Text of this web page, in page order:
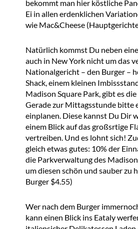
bekommt man hier köstliche
Ei in allen erdenklichen
wie Mac&Cheese
Natürlich kommst Du neben
auch in New York nicht um das
Nationalgericht – den Burger –
Shack, einem kleinen
Madison Square Park, gibt es
Gerade zur Mittagsstunde bitte
einplanen. Diese kannst Du Dir
einem Blick auf das großsrtige
vertreiben. Und es lohnt sich!
gleich etwas gutes: 10% der
die Parkverwaltung des
um diesen schön und sauber zu
Burger $4.55)
Wer nach dem Burger
kann einen Blick ins Eataly